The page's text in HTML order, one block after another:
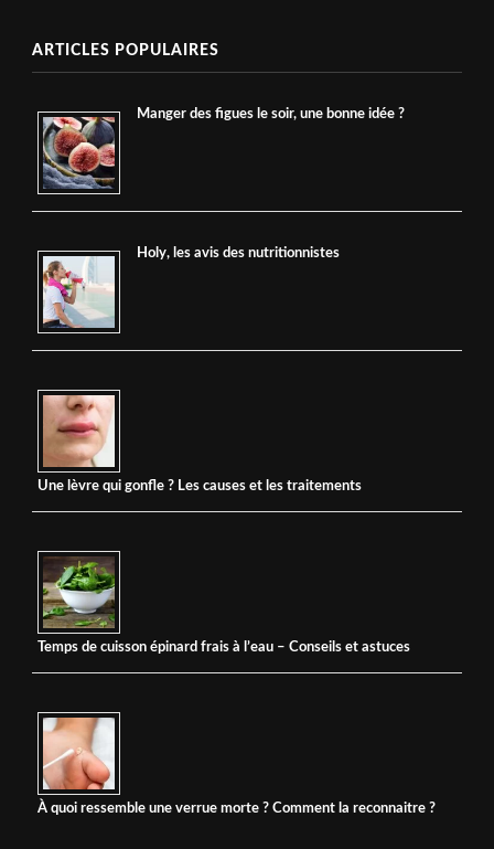
ARTICLES POPULAIRES
Manger des figues le soir, une bonne idée ?
Holy, les avis des nutritionnistes
Une lèvre qui gonfle ? Les causes et les traitements
Temps de cuisson épinard frais à l’eau – Conseils et astuces
À quoi ressemble une verrue morte ? Comment la reconnaitre ?